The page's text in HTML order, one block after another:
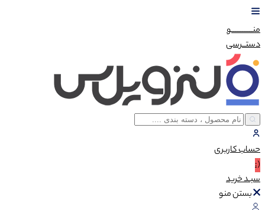
منــــــــــــو
دستــرسی
حسابکاربری
(:
سبـدخرید
بستن منو